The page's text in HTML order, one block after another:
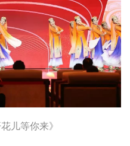
儿等你来》